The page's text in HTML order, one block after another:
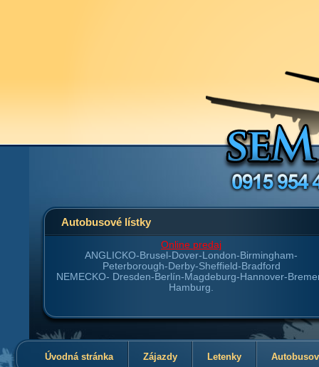
Autobusové lístky
Online predaj
ANGLICKO- Brusel-Dover-London-Birmingham-
Peterborough-Derby-Sheffield-Bradford
NEMECKO- Dresden-Berlín-Magdeburg-Hannover-
Hamburg.
Úvodná stránka Zájazdy Letenky